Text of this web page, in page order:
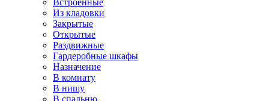
Встроенные
Из кладовки
Закрытые
Открытые
Раздвижные
Гардеробные шкафы
Назначение
В комнату
В нишу
В спальню